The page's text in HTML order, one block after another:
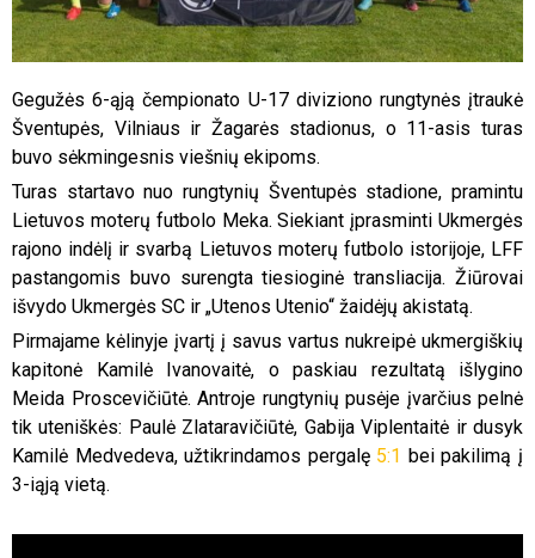
Gegužės 6-ąją čempionato U-17 diviziono rungtynės įtraukė
Šventupės, Vilniaus ir Žagarės stadionus, o 11-asis turas
buvo sėkmingesnis viešnių ekipoms.
Turas startavo nuo rungtynių Šventupės stadione, pramintu
Lietuvos moterų futbolo Meka. Siekiant įprasminti Ukmergės
rajono indėlį ir svarbą Lietuvos moterų futbolo istorijoje, LFF
pastangomis buvo surengta tiesioginė transliacija. Žiūrovai
išvydo Ukmergės SC ir „Utenos Utenio“ žaidėjų akistatą.
Pirmajame kėlinyje įvartį į savus vartus nukreipė ukmergiškių
kapitonė Kamilė Ivanovaitė, o paskiau rezultatą išlygino
Meida Proscevičiūtė. Antroje rungtynių pusėje įvarčius pelnė
tik uteniškės: Paulė Zlataravičiūtė, Gabija Viplentaitė ir dusyk
Kamilė Medvedeva, užtikrindamos pergalę 5:1 bei pakilimą į
3-iąją vietą.